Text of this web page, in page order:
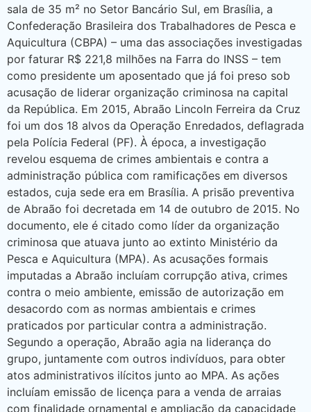
sala de 35 m² no Setor Bancário Sul, em Brasília, a
Confederação Brasileira dos Trabalhadores de Pesca e
Aquicultura (CBPA) – uma das associações investigadas
por faturar R$ 221,8 milhões na Farra do INSS – tem
como presidente um aposentado que já foi preso sob
acusação de liderar organização criminosa na capital
da República. Em 2015, Abraão Lincoln Ferreira da Cruz
foi um dos 18 alvos da Operação Enredados, deflagrada
pela Polícia Federal (PF). À época, a investigação
revelou esquema de crimes ambientais e contra a
administração pública com ramificações em diversos
estados, cuja sede era em Brasília. A prisão preventiva
de Abraão foi decretada em 14 de outubro de 2015. No
documento, ele é citado como líder da organização
criminosa que atuava junto ao extinto Ministério da
Pesca e Aquicultura (MPA). As acusações formais
imputadas a Abraão incluíam corrupção ativa, crimes
contra o meio ambiente, emissão de autorização em
desacordo com as normas ambientais e crimes
praticados por particular contra a administração.
Segundo a operação, Abraão agia na liderança do
grupo, juntamente com outros indivíduos, para obter
atos administrativos ilícitos junto ao MPA. As ações
incluíam emissão de licença para a venda de arraias
com finalidade ornamental e ampliação da capacidade